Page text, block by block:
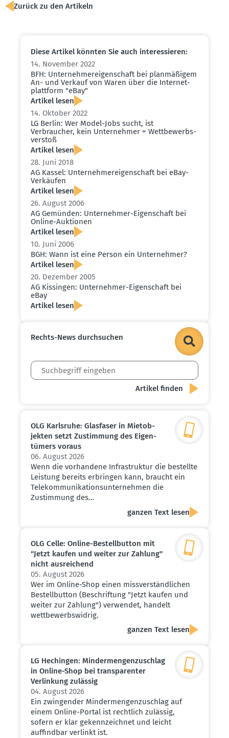
Zurück zu den Artikeln
Diese Artikel könnten Sie auch inter­es­sieren:
14. November 2022
BFH: Unter­neh­mer­ei­gen­schaft bei planmä­ßigem
An- und Verkauf von Waren über die Inter­net­
plattform "eBay"
Artikel lesen
14. Oktober 2022
LG Berlin: Wer Model-Jobs sucht, ist
Verbraucher, kein Unter­nehmer = Wettbe­werbs­
verstoß
Artikel lesen
28. Juni 2018
AG Kassel: Unter­neh­mer­ei­gen­schaft bei eBay-
Verkäufen
Artikel lesen
26. August 2006
AG Gemünden: Unter­nehmer-Eigen­schaft bei
Online-Auktionen
Artikel lesen
10. Juni 2006
BGH: Wann ist eine Person ein Unter­nehmer?
Artikel lesen
20. Dezember 2005
AG Kissingen: Unter­nehmer-Eigen­schaft bei
eBay
Artikel lesen
Rechts-News durch­suchen
OLG Karlsruhe: Glasfaser in Mietob­
jekten setzt Zustimmung des Eigen­
tümers voraus
06. August 2026
Wenn die vorhandene Infrastruktur die bestellte
Leistung bereits erbringen kann, braucht ein
Telekommunikationsunternehmen die
Zustimmung des…
ganzen Text lesen
OLG Celle: Online-Bestell­button mit
"Jetzt kaufen und weiter zur Zahlung"
nicht ausrei­chend
05. August 2026
Wer im Online-Shop einen missverständlichen
Bestellbutton (Beschriftung "Jetzt kaufen und
weiter zur Zahlung") verwendet, handelt
wettbewerbswidrig.
ganzen Text lesen
LG Hechingen: Minder­men­gen­zu­schlag
in Online-Shop bei trans­pa­renter
Verlinkung zulässig
04. August 2026
Ein zwingender Mindermengenzuschlag auf
einem Online-Portal ist rechtlich zulässig,
sofern er klar gekennzeichnet und leicht
auffindbar verlinkt ist.